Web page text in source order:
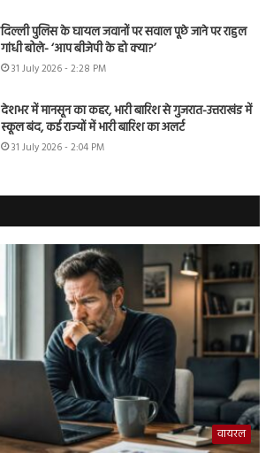
दिल्ली पुलिस के घायल जवानों पर सवाल पूछे जाने पर राहुल
गांधी बोले- ‘आप बीजेपी के हो क्या?’
31 July 2026 - 2:28 PM
देशभर में मानसून का कहर, भारी बारिश से गुजरात-उत्तराखंड में
स्कूल बंद, कई राज्यों में भारी बारिश का अलर्ट
31 July 2026 - 2:04 PM
वायरल